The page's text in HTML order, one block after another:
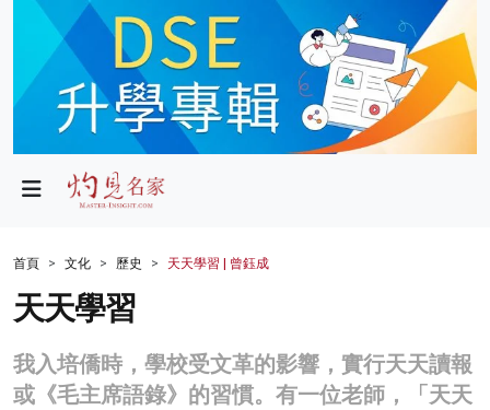
政局
財經
生活
商業
首頁 文化 歷史 天天學習 | 曾鈺成
天天學習
我入培僑時，學校受文革的影響，實行天天讀報
或《毛主席語錄》的習慣。有一位老師，「天天